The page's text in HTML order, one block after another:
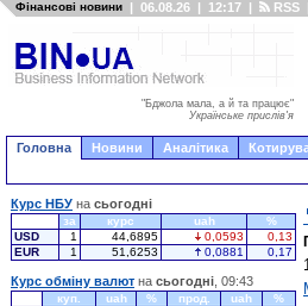
Фінансові новини | 06.08.26 | 12:17 | RSS
"Бджола мала, а й та працює"
Українське прислів'я
Головна Новини Аналітика
Курс НБУ на сьогодні
за курс uah
%
USD
1 44,6895 0,0593
0,13
EUR
1 51,6253 0,0881 0,17
Курс обміну валют на сьогодні , 09:43
куп. uah % прод. uah
%